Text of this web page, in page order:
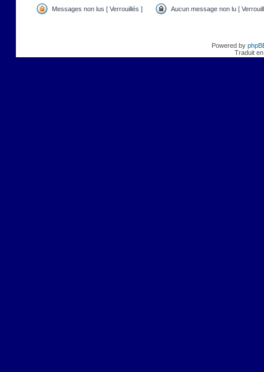
Messages non lus [ Verrouillés ] Aucun message non lu [
Powered by
Traduit